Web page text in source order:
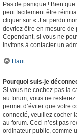
Pas de panique ! Bien
peut facilement être
cliquer sur « J’ai perdu
devriez être en mesure
Cependant, si vous ne
invitons à contacter un
Haut
Pourquoi suis-je
Si vous ne cochez pas la
au forum, vous ne
permet d’éviter que votre
connecté, veuillez cocher
au forum. Ceci n’est pas
ordinateur public, comme